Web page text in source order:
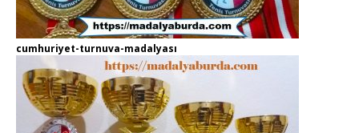
cumhuriyet-turnuva-madalyası